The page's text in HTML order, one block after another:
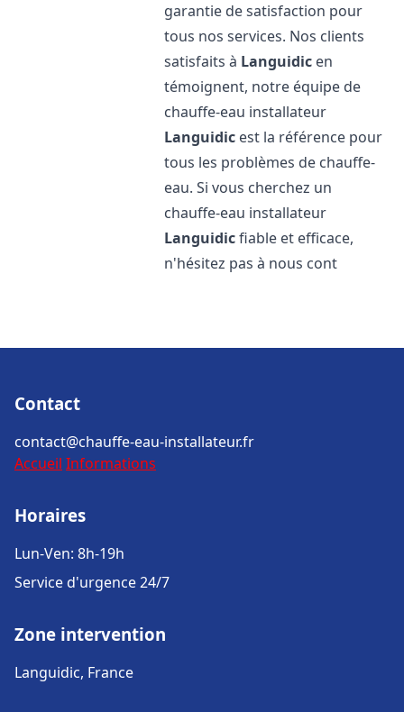
garantie de satisfaction pour
tous nos services. Nos clients
satisfaits à Languidic en
témoignent, notre équipe de
chauffe-eau installateur
Languidic est la référence pour
tous les problèmes de chauffe-
eau. Si vous cherchez un
chauffe-eau installateur
Languidicfiable et efficace,
n'hésitez pas à nous cont
Contact
contact@chauffe-eau-installateur.fr
Accueil Informations
Horaires
Lun-Ven: 8h-19h
Service d'urgence 24/7
Zone intervention
Languidic, France